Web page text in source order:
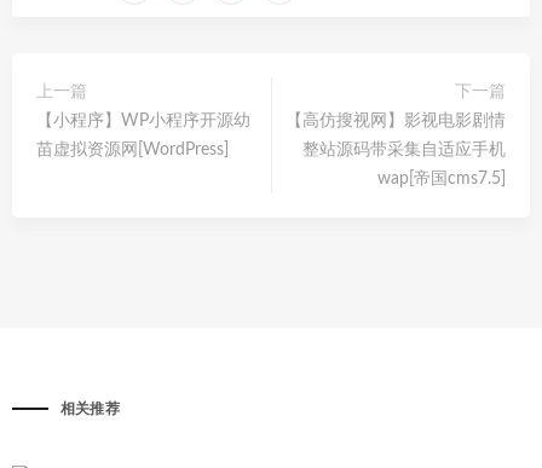
上一篇
【小程序】WP小程序开源幼
苗虚拟资源网[WordPress]
下一篇
【高仿搜视网】影视电影剧情
整站源码带采集自适应手机
wap[帝国cms7.5]
相关推荐